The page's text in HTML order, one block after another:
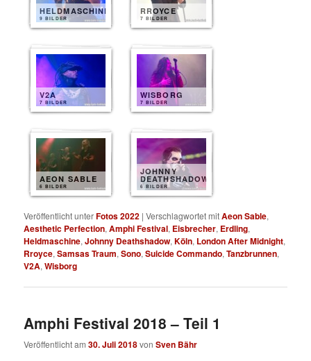
HELDMASCHINE
9 BILDER
RROYCE
7 BILDER
V2A
7 BILDER
WISBORG
7 BILDER
AEON SABLE
6 BILDER
JOHNNY
DEATHSHADOW
6 BILDER
Veröffentlicht unterFotos 2022 |Verschlagwortet mitAeon Sable,
Aesthetic Perfection,Amphi Festival, Eisbrecher, Erdling,
Heldmaschine,Johnny Deathshadow,Köln, London After Midnight,
Rroyce,Samsas Traum,Sono,Suicide Commando,Tanzbrunnen,
V2A,Wisborg
Amphi Festival 2018 – Teil 1
Veröffentlicht am30. Juli 2018vonSven Bähr